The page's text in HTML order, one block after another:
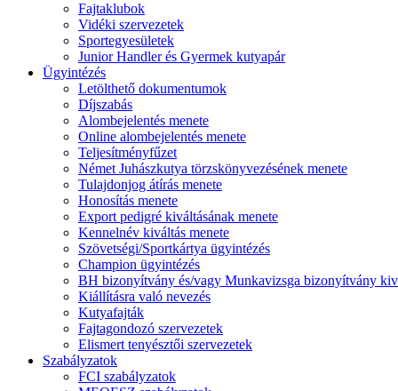
Fajtaklubok
Vidéki szervezetek
Sportegyesületek
Junior Handler és Gyermek kutyapár
Ügyintézés
Letölthető dokumentumok
Díjszabás
Alombejelentés menete
Online alombejelentés menete
Teljesítményfűzet
Német Juhászkutya törzskönyvezésének menete
Tulajdonjog átírás menete
Honosítás menete
Export pedigré kiváltásának menete
Kennelnév kiváltás menete
Szövetségi/Sportkártya ügyintézés
Champion ügyintézés
BH bizonyítvány és/vagy Munkavizsga bizonyítvány
Kiállításra való nevezés
Kutyafajták
Fajtagondozó szervezetek
Elismert tenyésztői szervezetek
Szabályzatok
FCI szabályzatok